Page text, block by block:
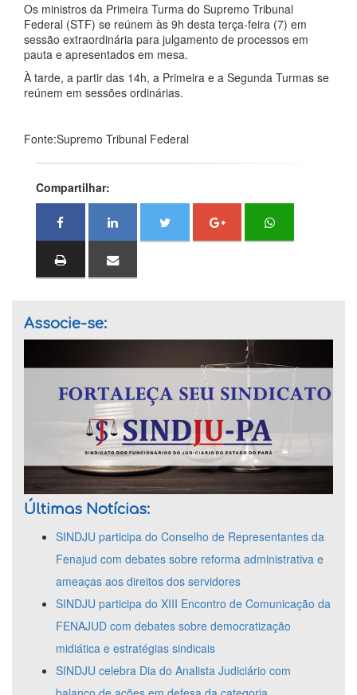
Os ministros da Primeira Turma do Supremo Tribunal
Federal (STF) se reúnem às 9h desta terça-feira (7) em
sessão extraordinária para julgamento de processos em
pauta e apresentados em mesa.
À tarde, a partir das 14h, a Primeira e a Segunda Turmas se
reúnem em sessões ordinárias.
Fonte:Supremo Tribunal Federal
Compartilhar:
Associe-se:
Últimas Notícias:
SINDJU participa do Conselho de Representantes da
Fenajud com debates sobre reforma administrativa e
ameaças aos direitos dos servidores
SINDJU participa do XIII Encontro de Comunicação da
FENAJUD com debates sobre democratização
midiática e estratégias sindicais
SINDJU celebra Dia do Analista Judiciário com